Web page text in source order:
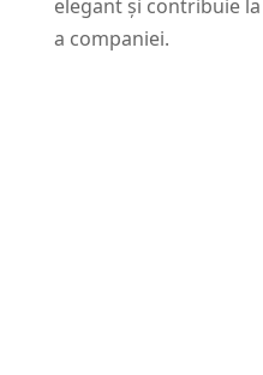
elegant și contribuie
a companiei.